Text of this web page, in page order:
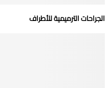
الجراحات الترميمية للأطراف